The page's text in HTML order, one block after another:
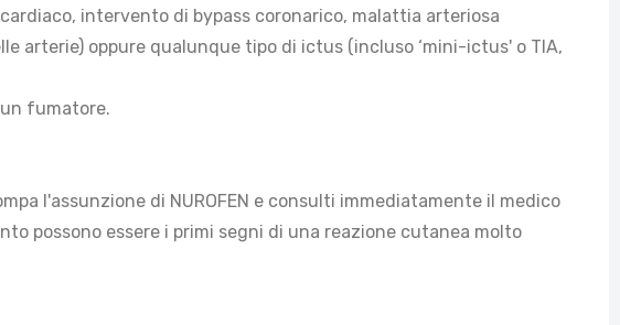
intervento di bypass coronarico, malattia arteriosa
arterie) oppure qualunque tipo di ictus (incluso ‘mini-ictus' o TIA,
fumatore.
l'assunzione di NUROFEN e consulti immediatamente il medico
possono essere i primi segni di una reazione cutanea molto